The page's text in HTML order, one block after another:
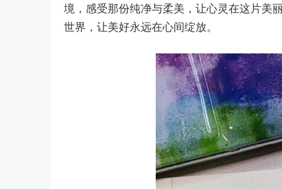
境，感受那份纯净与柔美，让心灵在这片美
世界，让美好永远在心间绽放。